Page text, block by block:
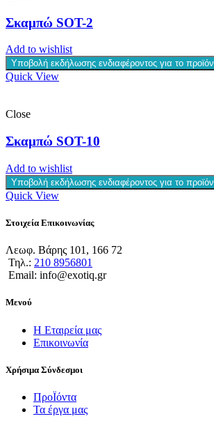
Σκαμπώ SOT-2
Add to wishlist
Υποβολή εκδήλωσης ενδιαφέροντος για το προϊόν
Quick View
Close
Σκαμπώ SOT-10
Add to wishlist
Υποβολή εκδήλωσης ενδιαφέροντος για το προϊόν
Quick View
Στοιχεία Επικοινωνίας
Λεωφ. Βάρης 101, 166 72
Τηλ.: 210 8956801
Email: info@exotiq.gr
Μενού
Η Εταιρεία μας
Επικοινωνία
Χρήσιμα Σύνδεσμοι
ΠροΪόντα
Τα έργα μας